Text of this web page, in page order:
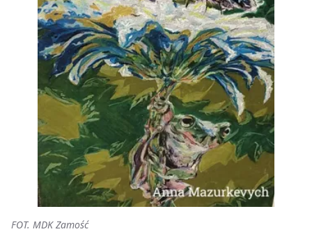
FOT. MDK Zamość